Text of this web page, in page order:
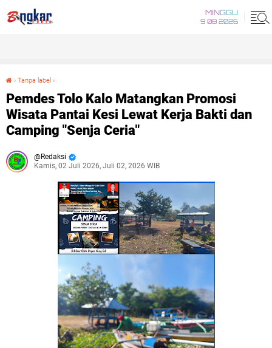
MINGGU
9 08 2026
› Tanpa label ›
Pemdes Tolo Kalo Matangkan Promosi
Wisata Pantai Kesi Lewat Kerja Bakti dan
Camping "Senja Ceria"
Redaksi
Kamis, 02 Juli 2026, Juli 02, 2026 WIB